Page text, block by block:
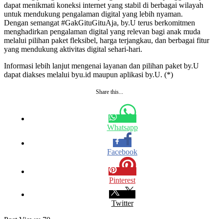
dapat menikmati koneksi internet yang stabil di berbagai wilayah
untuk mendukung pengalaman digital yang lebih nyaman.
Dengan semangat #GakGituGituAja, by.U terus berkomitmen
menghadirkan pengalaman digital yang relevan bagi anak muda
melalui pilihan paket fleksibel, harga terjangkau, dan berbagai fitur
yang mendukung aktivitas digital sehari-hari.
Informasi lebih lanjut mengenai layanan dan pilihan paket by.U
dapat diakses melalui byu.id⁠ maupun aplikasi by.U. (*)
Share this...
Whatsapp
Facebook
Pinterest
Twitter